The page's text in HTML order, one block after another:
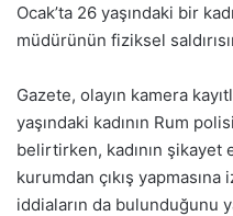
Ocak’ta 26 yaşındaki bir
müdürünün fiziksel
Gazete, olayın kamera
yaşındaki kadının Rum
belirtirken, kadının
kurumdan çıkış
iddiaların da bulunduğunu